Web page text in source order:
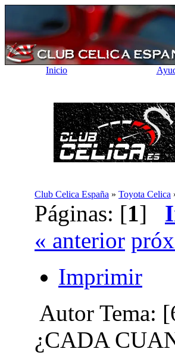
Inicio
Club Celica España » Toyota Celica
Páginas: [1]
« anterior
Imprimir
Autor Tema:
¿CADA